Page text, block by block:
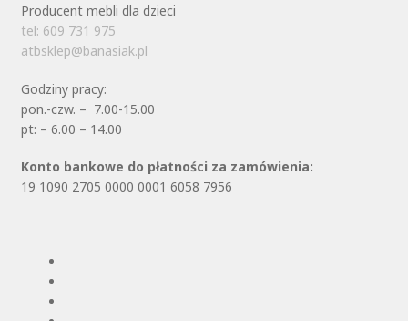
Producent mebli dla dzieci
tel: 609 731 975
atbsklep@banasiak.pl
Godziny pracy:
pon.-czw. – 7.00-15.00
pt: – 6.00 – 14.00
Konto bankowe do płatności za zamówienia:
19 1090 2705 0000 0001 6058 7956